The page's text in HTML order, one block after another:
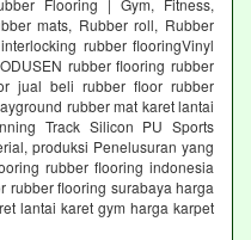
Flooring | Gym, Fitness,
mats, Rubber roll, Rubber
rubber flooringVinyl
rubber flooring rubber
jual beli rubber floor rubber
rubber mat karet lantai
Track Silicon PU Sports
produksi Penelusuran yang
rubber flooring indonesia
rubber flooring surabaya harga
lantai karet gym harga karpet